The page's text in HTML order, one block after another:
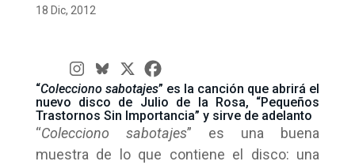
18 Dic, 2012
“Colecciono sabotajes” es la canción que abrirá el
nuevo disco de Julio de la Rosa, “Pequeños
Trastornos Sin Importancia” y sirve de adelanto
“Colecciono sabotajes” es una buena
muestra de lo que contiene el disco: una